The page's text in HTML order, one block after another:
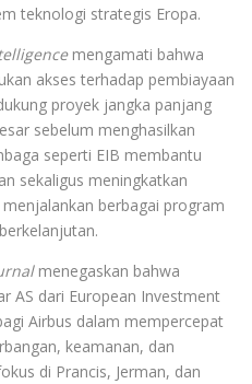
teknologi strategis Eropa.
mengamati bahwa
akses terhadap pembiayaan
proyek jangka panjang
sebelum menghasilkan
seperti EIB membantu
sekaligus meningkatkan
berbagai program
menegaskan bahwa
AS dari European Investment
Airbus dalam mempercepat
keamanan, dan
di Prancis, Jerman, dan